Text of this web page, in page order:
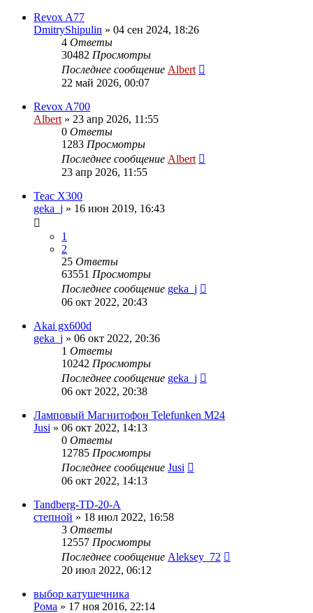
Revox A77
DmitryShipulin » 04 сен 2024, 18:26
4 Ответы
30482 Просмотры
Последнее сообщение Albert
22 май 2026, 00:07
Revox A700
Albert » 23 апр 2026, 11:55
0 Ответы
1283 Просмотры
Последнее сообщение Albert
23 апр 2026, 11:55
Teac X300
geka_j » 16 июн 2019, 16:43
1
2
25 Ответы
63551 Просмотры
Последнее сообщение geka_j
06 окт 2022, 20:43
Akai gx600d
geka_j » 06 окт 2022, 20:36
1 Ответы
10242 Просмотры
Последнее сообщение geka_j
06 окт 2022, 20:38
Ламповый Магнитофон Telefunken M24
Jusi » 06 окт 2022, 14:13
0 Ответы
12785 Просмотры
Последнее сообщение Jusi
06 окт 2022, 14:13
Tandberg-TD-20-A
степной » 18 июл 2022, 16:58
3 Ответы
12557 Просмотры
Последнее сообщение Aleksey_72
20 июл 2022, 06:12
выбор катушечника
Рома » 17 ноя 2016, 22:14